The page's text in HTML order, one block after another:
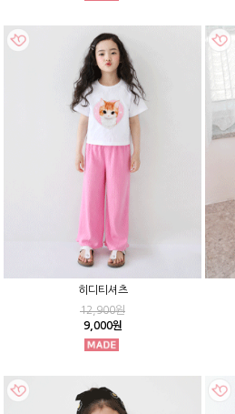
히디티셔츠
12,900원
9,000원